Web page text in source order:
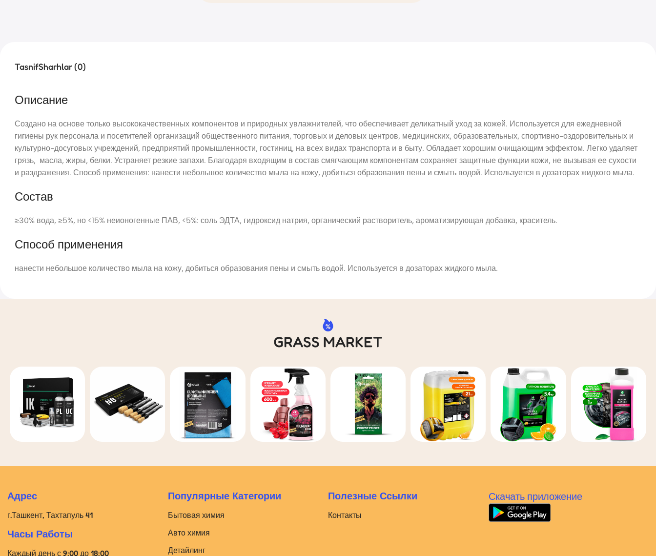
TasnifSharhlar (0)
Описание
Создано на основе только высококачественных компонентов и природных увлажнителей, что обеспечивает деликатный уход за кожей. Используется для ежедневной
гигиены рук персонала и посетителей организаций общественного питания, торговых и деловых центров, медицинских, образовательных, спортивно-оздоровительных и
культурно-досуговых учреждений, предприятий промышленности, гостиниц, на всех видах транспорта и в быту. Обладает хорошим очищающим эффектом. Легко удаляет
грязь, масла, жиры, белки. Устраняет резкие запахи. Благодаря входящим в состав смягчающим компонентам сохраняет защитные функции кожи, не вызывая ее сухости
и раздражения. Способ применения: нанести небольшое количество мыла на кожу, добиться образования пены и смыть водой. Используется в дозаторах жидкого мыла.
Состав
≥30% вода, ≥5%, но <15% неионогенные ПАВ, <5%: соль ЭДТА, гидроксид натрия, органический растворитель, ароматизирующая добавка, краситель.
Способ применения
нанести небольшое количество мыла на кожу, добиться образования пены и смыть водой. Используется в дозаторах жидкого мыла.
GRASS MARKET
Адрес
г.Ташкент, Тахтапуль 41
Часы Работы
Каждый день с 9:00 до 18:00
Популярные Категории
Бытовая химия
Авто химия
Детайлинг
Полезные Ссылки
Контакты
Скачать приложение